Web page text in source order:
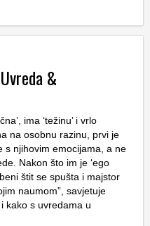
&
ima ‘težinu’ i vrlo
na osobnu razinu, prvi je
s njihovim emocijama, a ne
Nakon što im je ‘ego
štit se spušta i majstor
naumom”, savjetuje
kako s uvredama u